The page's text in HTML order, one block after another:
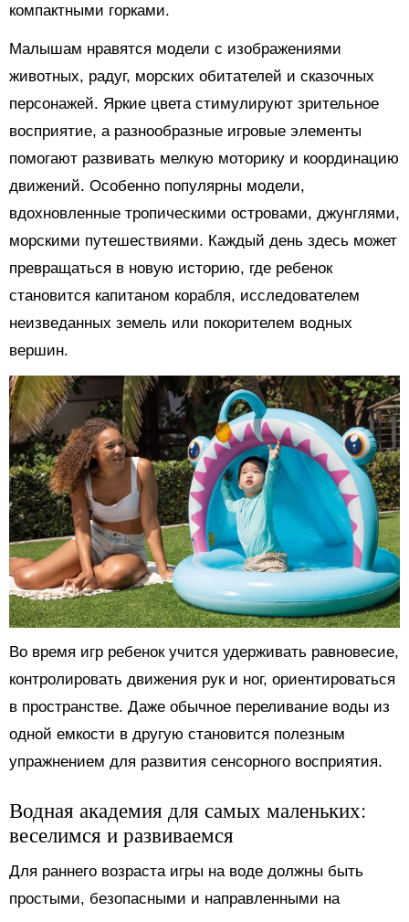
компактными горками.
Малышам нравятся модели с изображениями
животных, радуг, морских обитателей и сказочных
персонажей. Яркие цвета стимулируют зрительное
восприятие, а разнообразные игровые элементы
помогают развивать мелкую моторику и координацию
движений. Особенно популярны модели,
вдохновленные тропическими островами, джунглями,
морскими путешествиями. Каждый день здесь может
превращаться в новую историю, где ребенок
становится капитаном корабля, исследователем
неизведанных земель или покорителем водных
вершин.
Во время игр ребенок учится удерживать равновесие,
контролировать движения рук и ног, ориентироваться
в пространстве. Даже обычное переливание воды из
одной емкости в другую становится полезным
упражнением для развития сенсорного восприятия.
Водная академия для самых маленьких:
веселимся и развиваемся
Для раннего возраста игры на воде должны быть
простыми, безопасными и направленными на